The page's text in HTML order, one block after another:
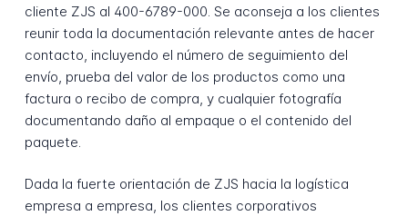
cliente ZJS al 400-6789-000. Se aconseja a los clientes
reunir toda la documentación relevante antes de hacer
contacto, incluyendo el número de seguimiento del
envío, prueba del valor de los productos como una
factura o recibo de compra, y cualquier fotografía
documentando daño al empaque o el contenido del
paquete.
Dada la fuerte orientación de ZJS hacia la logística
empresa a empresa, los clientes corporativos